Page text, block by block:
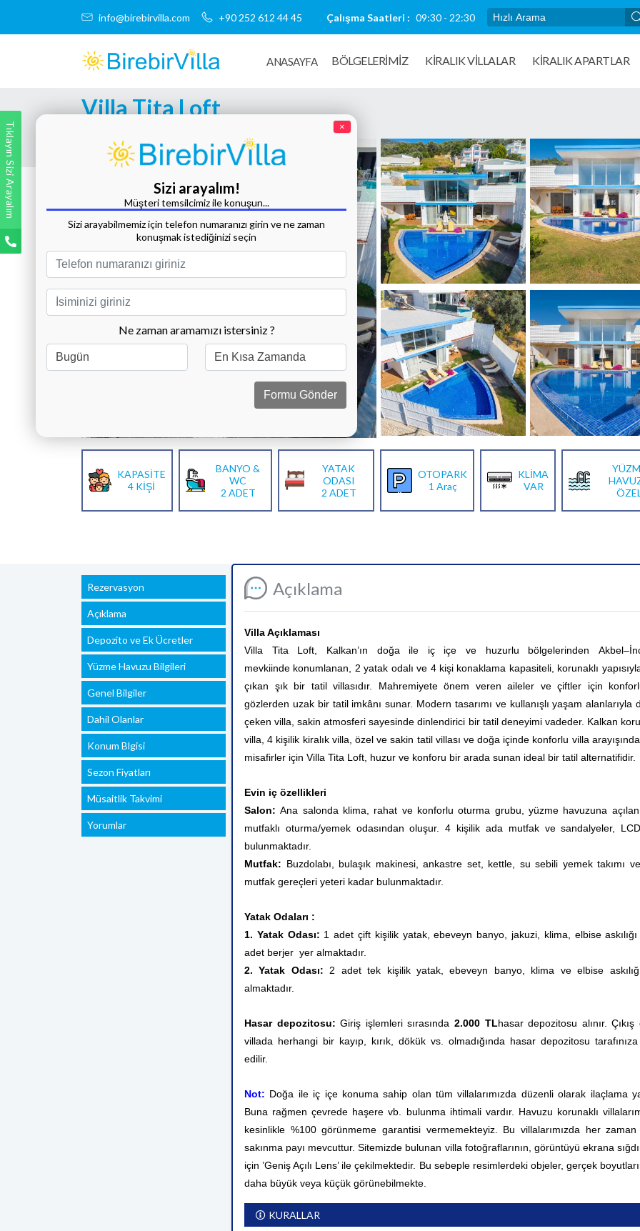
info@birebirvilla.com +90 252 612 44 45 Çalışma Saatleri : 09:30 - 22:30
ANASAYFA BÖLGELERİMİZ KIRALIK VILLALAR KİRALIK APARTLAR
Villa Tita Loft
Tüm Fotoğrafları Göster
KAPASİTE
4 KİŞİ
BANYO &
WC
2 ADET
YATAK
ODASI
2 ADET
OTOPARK
1 Araç
KLİMA
VAR
Rezervasyon
Açıklama
Depozito ve Ek Ücretler
Yüzme Havuzu Bilgileri
Genel Bilgiler
Dahil Olanlar
Konum Blgisi
Sezon Fiyatları
Müsaitlik Takvimi
Yorumlar
Açıklama
Villa Açıklaması
Villa Tita Loft, Kalkan’ın doğa ile iç içe ve huzurlu bölgelerinden
mevkiinde konumlanan, 2 yatak odalı ve 4 kişi konaklama kapasiteli, korunaklı
çıkan şık bir tatil villasıdır. Mahremiyete önem veren aileler ve çiftler için
gözlerden uzak bir tatil imkânı sunar. Modern tasarımı ve kullanışlı yaşam alanlarıyla
çeken villa, sakin atmosferi sayesinde dinlendirici bir tatil deneyimi vadeder. Kalkan
villa, 4 kişilik kiralık villa, özel ve sakin tatil villası ve doğa içinde konforlu villa
misafirler için Villa Tita Loft, huzur ve konforu bir arada sunan ideal bir tatil alternatifidir.
Evin iç özellikleri
Salon:Ana salonda klima, rahat ve konforlu oturma grubu, yüzme havuzuna açılan
mutfaklı oturma/yemek odasından oluşur. 4 kişilik ada mutfak ve sandalyeler,
bulunmaktadır.
Mutfak: Buzdolabı, bulaşık makinesi, ankastre set, kettle, su sebili yemek takımı
mutfak gereçleri yeteri kadar bulunmaktadır.
Yatak Odaları :
1. Yatak Odası: 1 adet çift kişilik yatak, ebeveyn banyo, jakuzi, klima, elbise
adet berjer yer almaktadır.
2. Yatak Odası: 2 adet tek kişilik yatak, ebeveyn banyo, klima ve elbise
almaktadır.
Hasar depozitosu:Giriş işlemleri sırasında2.000 TLhasar depozitosu alınır. Çıkış
villada herhangi bir kayıp, kırık, dökük vs. olmadığında hasar depozitosu
edilir.
Not: Doğa ile iç içe konuma sahip olan tüm villalarımızda düzenli olarak ilaçlama
Buna rağmen çevrede haşere vb. bulunma ihtimali vardır. Havuzu korunaklı
kesinlikle %100 görünmeme garantisi vermemekteyiz. Bu villalarımızda her
sakınma payı mevcuttur. Sitemizde bulunan villa fotoğraflarının, görüntüyü ekrana
için ’Geniş Açılı Lens’ ile çekilmektedir. Bu sebeple resimlerdeki objeler, gerçek
daha büyük veya küçük görünebilmekte.
KURALLAR
Tıklayın Sizi Arayalım ×
Sizi arayalım!
Müşteri temsilcimiz ile konuşun...
Sizi arayabilmemiz için telefon numaranızı girin ve ne zaman
konuşmak istediğinizi seçin
Ne zaman aramamızı istersiniz ?
Formu Gönder